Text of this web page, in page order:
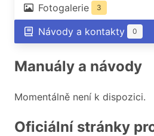
Fotogalerie 3
Návody a kontakty 0
Manuály a návody
Momentálně není k dispozici.
Oficiální stránky